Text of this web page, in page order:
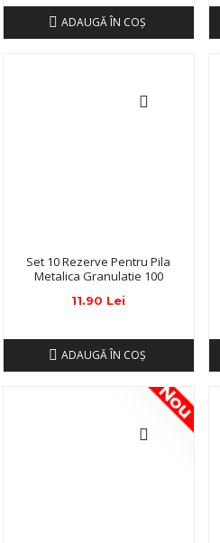
ADAUGĂ ÎN COŞ
Set 10 Rezerve Pentru Pila
Metalica Granulatie 100
11.90 Lei
ADAUGĂ ÎN COŞ
Nou